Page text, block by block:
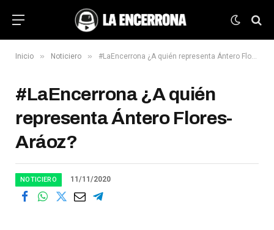
Inicio » Noticiero » #LaEncerrona ¿A quién representa Ántero Flores-Aráoz?
#LaEncerrona ¿A quién
representa Ántero Flores-
Aráoz?
NOTICIERO 11/11/2020